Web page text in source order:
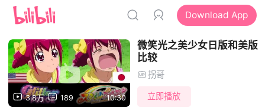
Download App
3.8万 189 10:30
微笑光之美少女日版和美版
比较
拐哥
立即播放